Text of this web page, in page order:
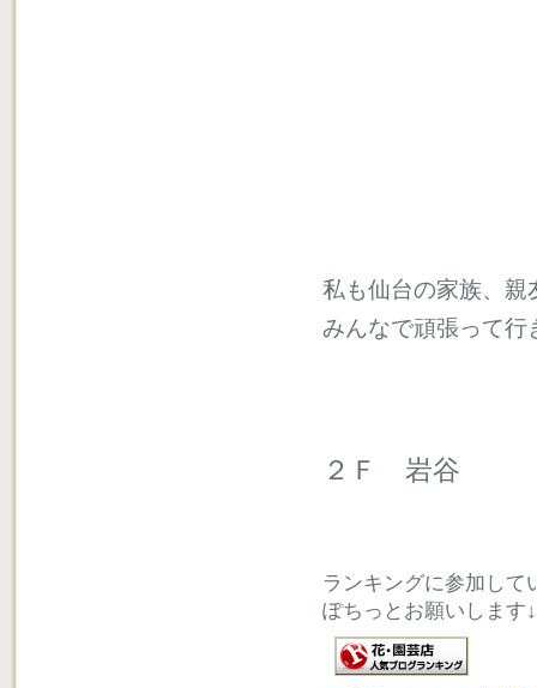
私も仙台の家族、親
みんなで頑張って行
２Ｆ 岩谷
ランキングに参加して
ぽちっとお願いします↓